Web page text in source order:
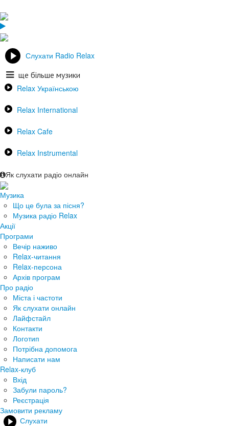
Слухати Radio Relax
ще більше музики
Relax Українською
Relax International
Relax Cafe
Relax Instrumental
Як слухати радіо онлайн
Музика
Що це була за пісня?
Музика радіо Relax
Акції
Програми
Вечір наживо
Relax-читання
Relax-персона
Архів програм
Про радіо
Міста і частоти
Як слухати онлайн
Лайфстайл
Контакти
Логотип
Потрібна допомога
Написати нам
Relax-клуб
Вхід
Забули пароль?
Реєстрація
Замовити рекламу
Слухати